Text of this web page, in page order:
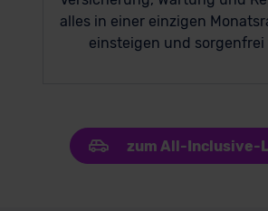
alles in einer einzigen
einsteigen und sorgenfrei
zum All-Inclusive-